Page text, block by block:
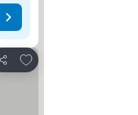
Teilen
Zu Favoriten hinzufügen